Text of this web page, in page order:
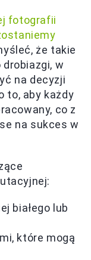
fotografii
że takie
w
na decyzji
to, aby każdy
co z
na sukces w
białego lub
które mogą